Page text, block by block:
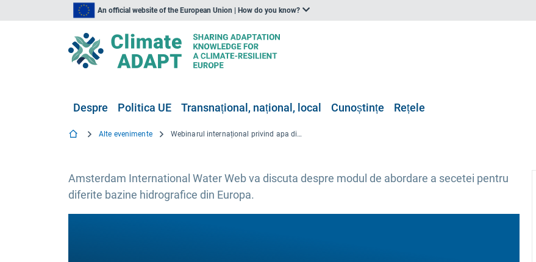
An official website of the European Union | How do you know?
Despre Politica UE Transnațional, național, local Cunoștințe Rețele
Alte evenimente Webinarul internațional privind apa din Amsterdam (AIWW): Combaterea secetei
Amsterdam International Water Web va discuta despre modul de abordare a secetei pentru
diferite bazine hidrografice din Europa.